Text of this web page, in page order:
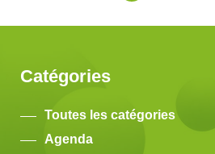
Catégories
Toutes les catégories
Agenda